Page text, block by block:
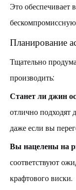
Это обеспечивает
Планирование
Тщательно
производить:
Станет ли джин
отлично подходят
даже если вы
Вы нацелены на
соответствуют
крафтового виски.